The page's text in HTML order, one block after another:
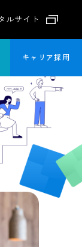
ルサイト
キャリア採用